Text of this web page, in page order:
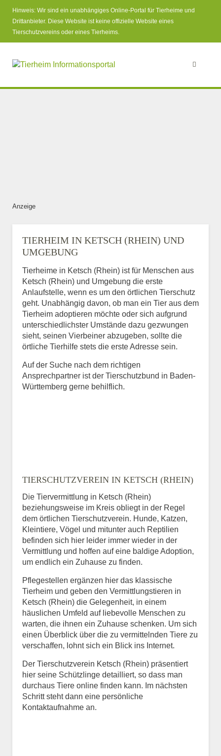
Hinweis: Wir sind ein unabhängiges Online-Portal für Tierheime und
Drittanbieter. Diese Website ist keine offizielle Website eines
Tierschutzvereins oder eines Tierheims.
Anzeige
TIERHEIM IN KETSCH (RHEIN) UND
UMGEBUNG
Tierheime in Ketsch (Rhein) ist für Menschen aus
Ketsch (Rhein) und Umgebung die erste
Anlaufstelle, wenn es um den örtlichen Tierschutz
geht. Unabhängig davon, ob man ein Tier aus dem
Tierheim adoptieren möchte oder sich aufgrund
unterschiedlichster Umstände dazu gezwungen
sieht, seinen Vierbeiner abzugeben, sollte die
örtliche Tierhilfe stets die erste Adresse sein.
Auf der Suche nach dem richtigen
Ansprechpartner ist der Tierschutzbund in Baden-
Württemberg gerne behilflich.
TIERSCHUTZVEREIN IN KETSCH (RHEIN)
Die Tiervermittlung in Ketsch (Rhein)
beziehungsweise im Kreis obliegt in der Regel
dem örtlichen Tierschutzverein. Hunde, Katzen,
Kleintiere, Vögel und mitunter auch Reptilien
befinden sich hier leider immer wieder in der
Vermittlung und hoffen auf eine baldige Adoption,
um endlich ein Zuhause zu finden.
Pflegestellen ergänzen hier das klassische
Tierheim und geben den Vermittlungstieren in
Ketsch (Rhein) die Gelegenheit, in einem
häuslichen Umfeld auf liebevolle Menschen zu
warten, die ihnen ein Zuhause schenken. Um sich
einen Überblick über die zu vermittelnden Tiere zu
verschaffen, lohnt sich ein Blick ins Internet.
Der Tierschutzverein Ketsch (Rhein) präsentiert
hier seine Schützlinge detailliert, so dass man
durchaus Tiere online finden kann. Im nächsten
Schritt steht dann eine persönliche
Kontaktaufnahme an.